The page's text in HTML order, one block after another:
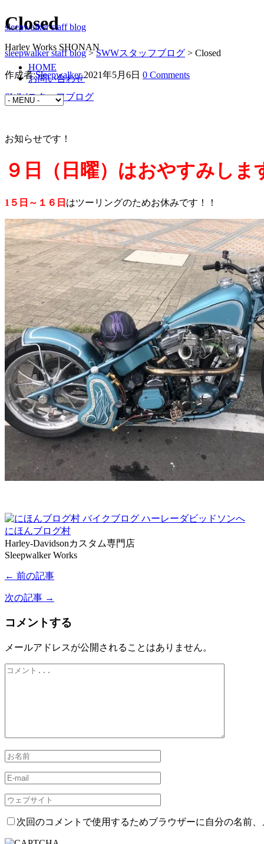
sleepwalker staff blog
Harley Works SHONAN
HOME
お問い合わせ
Closed
sleepwalker staff blog>SWWスタッフブログ > Closed
作成者:Sleepwalker 2021年5月6日 0 Comments
SWWスタッフブログ
お知らせです！
９日（日曜）はおやすみしま
1５日～１６日 はツーリングのためお休みです！！
にほんブログ村
Harley-Davidsonカスタム専門店
Sleepwalker Works
← 前の記事
次の記事 →
コメントする
メールアドレスが公開されることはありません。
次回のコメントで使用するためブラウザーに自分の名前